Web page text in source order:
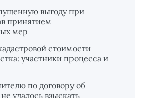
выгоду при
принятием
мер
стоимости
участники процесса и
по договору об
удалось взыскать